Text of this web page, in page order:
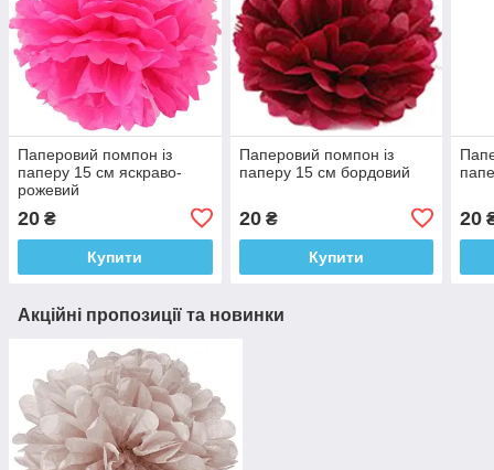
Паперовий помпон із
паперу 15 см яскраво-
рожевий
20 ₴
Купити
Паперовий помпон із
паперу 15 см бордовий
20₴
Купити
20
Акційні пропозиції та новинки